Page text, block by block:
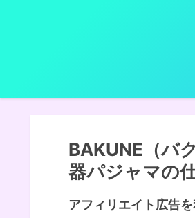
BAKUNE（バ
器パジャマの
アフィリエイト広告を